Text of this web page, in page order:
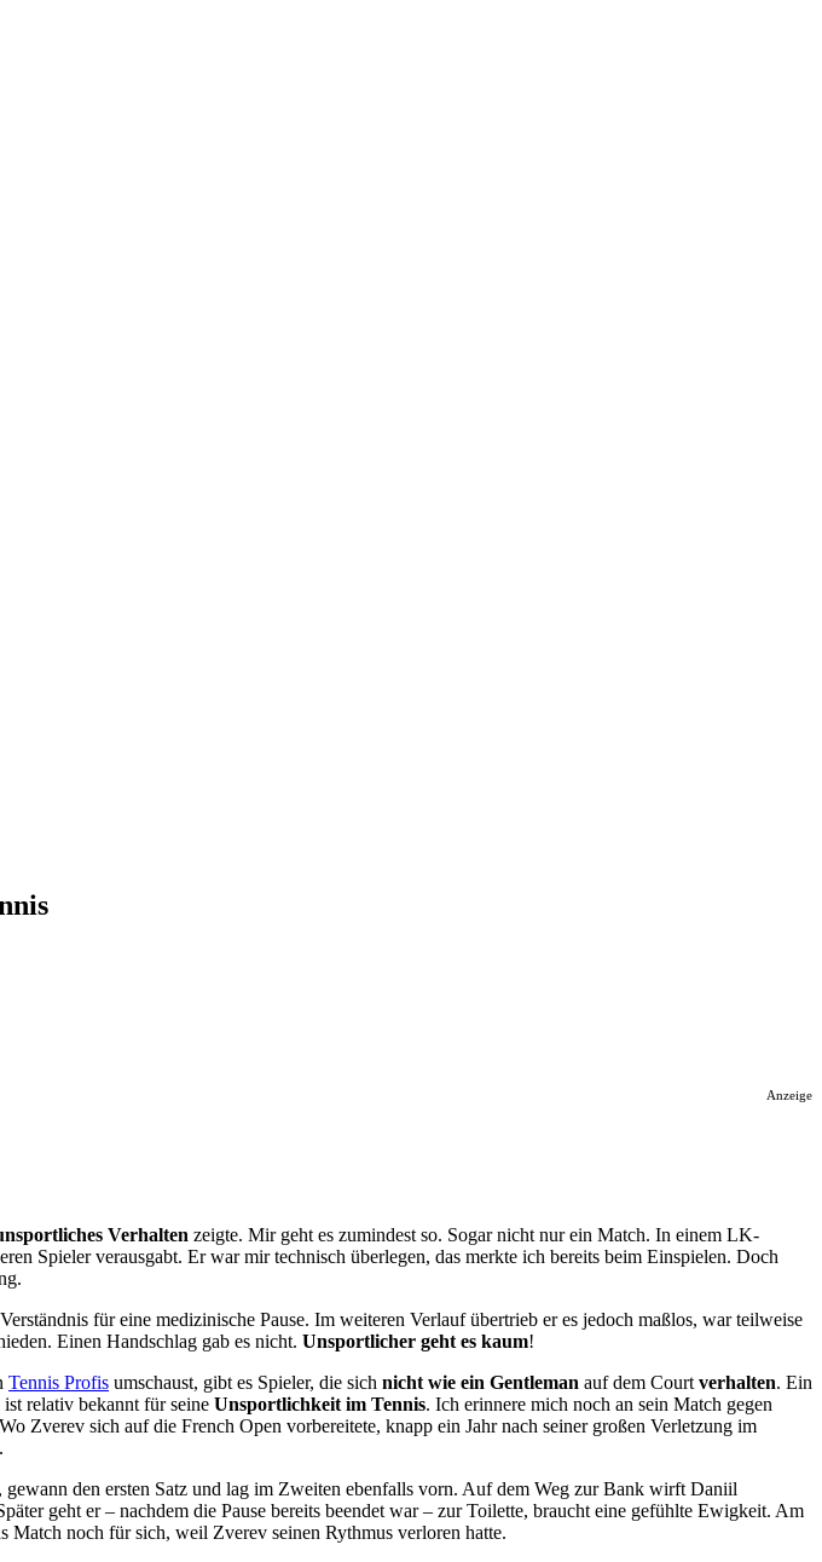
Anzeige
Verhalten zeigte. Mir geht es zumindest so. Sogar nicht nur ein Match. In einem LK-
Spieler verausgabt. Er war mir technisch überlegen, das merkte ich bereits beim Einspielen. Doch
für eine medizinische Pause. Im weiteren Verlauf übertrieb er es jedoch maßlos, war teilweise
Einen Handschlag gab es nicht. Unsportlicher geht es kaum!
Tennis Profis umschaust, gibt es Spieler, die sich nicht wie ein Gentleman auf dem Court verhalten. Ein
relativ bekannt für seine Unsportlichkeit im Tennis. Ich erinnere mich noch an sein Match gegen
Zverev sich auf die French Open vorbereitete, knapp ein Jahr nach seiner großen Verletzung im
gewann den ersten Satz und lag im Zweiten ebenfalls vorn. Auf dem Weg zur Bank wirft Daniil
geht er – nachdem die Pause bereits beendet war – zur Toilette, braucht eine gefühlte Ewigkeit. Am
Match noch für sich, weil Zverev seinen Rythmus verloren hatte.